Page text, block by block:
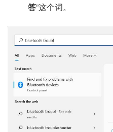
答”这个词。